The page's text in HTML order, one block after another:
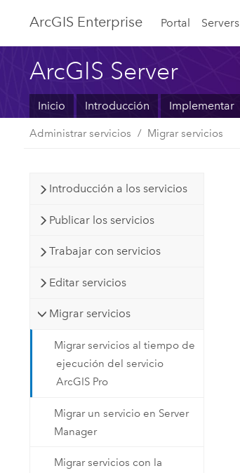
ArcGIS Enterprise Portal Servers
ArcGIS Server
Inicio Introducción Implementar
Administrar servicios Migrar servicios
Introducción a los servicios
Publicar los servicios
Trabajar con servicios
Editar servicios
Migrar servicios
Migrar servicios al tiempo de
ejecución del servicio
ArcGIS Pro
Migrar un servicio en Server
Manager
Migrar servicios con la